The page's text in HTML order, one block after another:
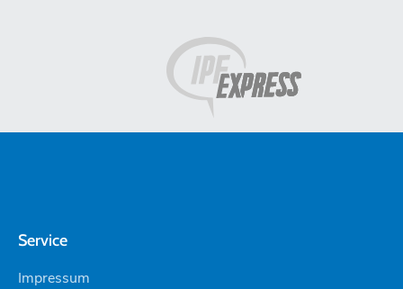
Service
Impressum